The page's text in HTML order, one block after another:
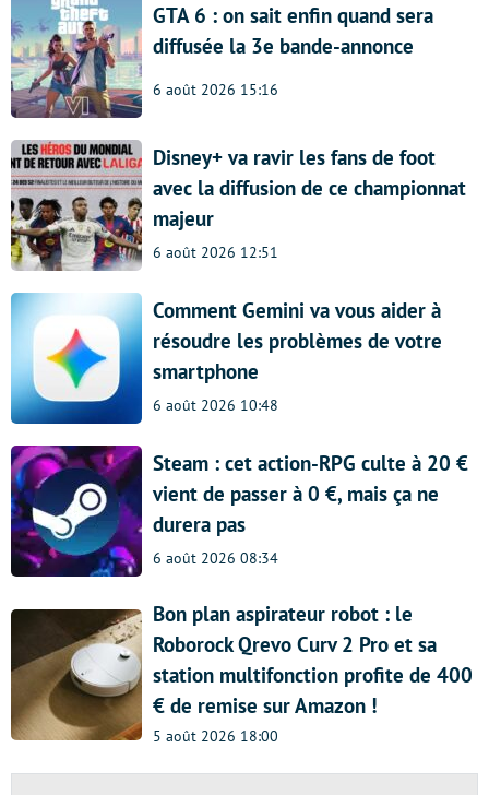
GTA 6 : on sait enfin quand sera
diffusée la 3e bande-annonce
6 août 2026 15:16
Disney+ va ravir les fans de foot
avec la diffusion de ce championnat
majeur
6 août 2026 12:51
Comment Gemini va vous aider à
résoudre les problèmes de votre
smartphone
6 août 2026 10:48
Steam : cet action-RPG culte à 20 €
vient de passer à 0 €, mais ça ne
durera pas
6 août 2026 08:34
Bon plan aspirateur robot : le
Roborock Qrevo Curv 2 Pro et sa
station multifonction profite de 400
€ de remise sur Amazon !
5 août 2026 18:00